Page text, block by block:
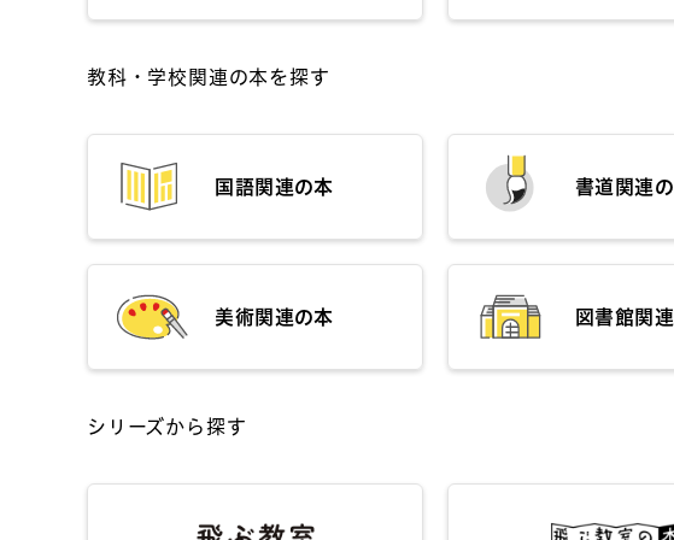
教科・学校関連の本を探す
国語関連の本 書道関連
美術関連の本 図書館関
シリーズから探す